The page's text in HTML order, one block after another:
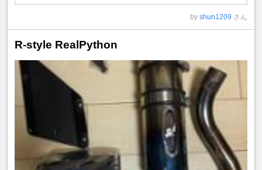
by shun1209 さん
R-style RealPython